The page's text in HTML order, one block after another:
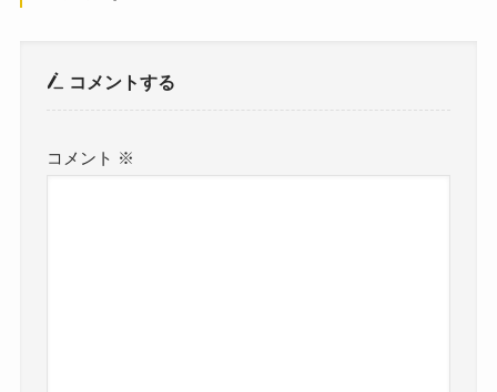
コメントする
コメント ※